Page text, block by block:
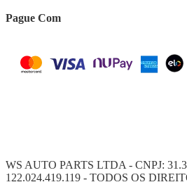
Pague Com
WS AUTO PARTS LTDA - CNPJ:
122.024.419.119 - TODOS OS